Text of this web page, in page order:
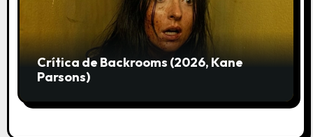
Crítica de Backrooms (2026, Kane
Parsons)